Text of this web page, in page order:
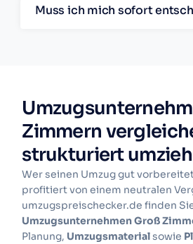
Muss ich mich sofort
Zimmern
strukturiert
Wer seinen Umzug gut
profitiert von einem neutralen
umzugspreischecker.de finden
Umzugsunternehmen Groß
Planung, Umzugsmaterialsowie